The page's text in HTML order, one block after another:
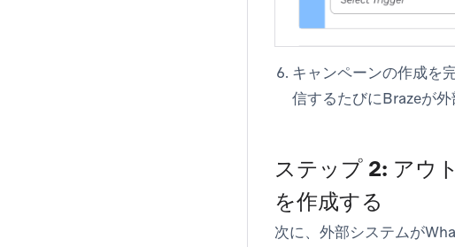
キャンペーンの作成を
信するたびにBrazeが
ステップ 2: アウ
を作成する
次に、外部システムが